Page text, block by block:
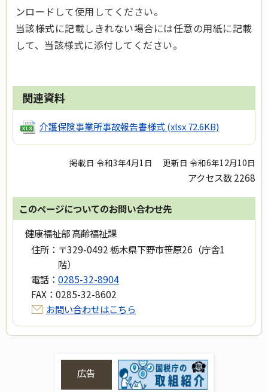
ンロードして使用してください。
当該様式に記載しきれない場合には任意の用紙に記載
して、当該様式に添付してください。
関連資料
介護保険事業所事故報告書様式(xlsx 72.6KB)
掲載日 令和3年4月1日 更新日 令和6年12月10日
アクセス数2268
このページについてのお問い合わせ先
健康福祉部 高齢福祉課
住所： 〒329-0492 栃木県下野市笹原26（庁舎1
階）
電話： 0285-32-8904
FAX： 0285-32-8602
お問い合わせはこちら
広告